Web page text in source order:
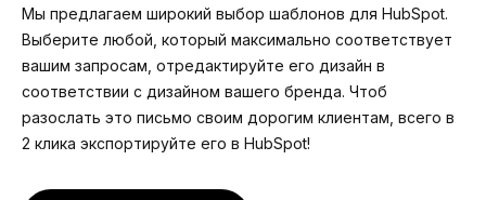
Мы предлагаем широкий выбор шаблонов для HubSpot.
Выберите любой, который максимально соответствует
вашим запросам, отредактируйте его дизайн в
соответствии с дизайном вашего бренда. Чтоб
разослать это письмо своим дорогим клиентам, всего в
2 клика экспортируйте его в HubSpot!